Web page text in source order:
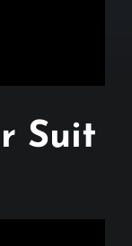
Suit